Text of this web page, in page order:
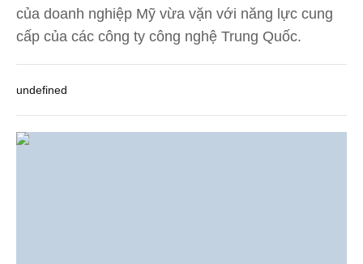
của doanh nghiệp Mỹ vừa vặn với năng lực cung
cấp của các công ty công nghệ Trung Quốc.
undefined